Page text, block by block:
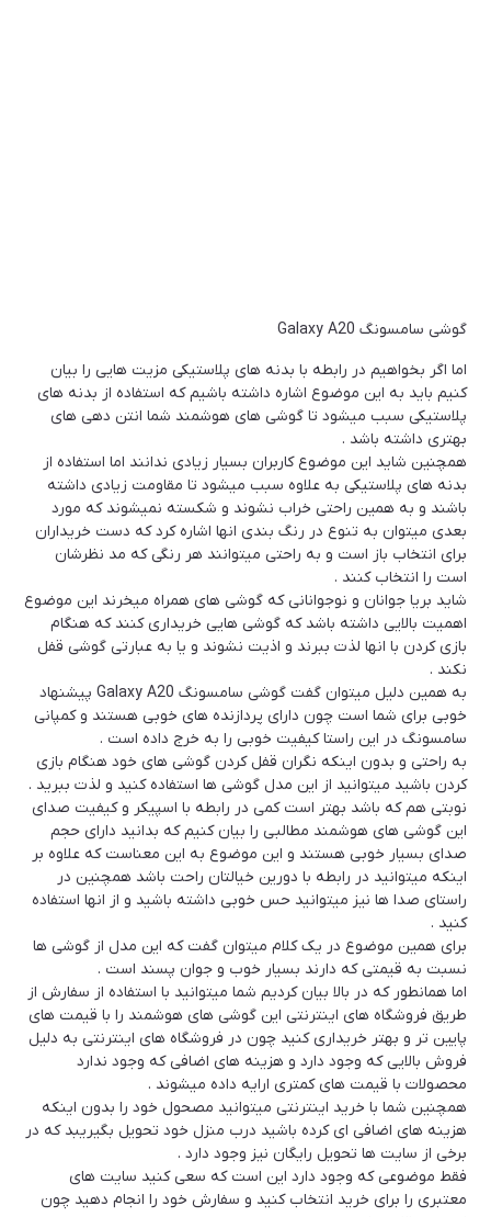
گوشی سامسونگ Galaxy A20
اما اگر بخواهیم در رابطه با بدنه های پلاستیکی مزیت هایی را بیان
کنیم باید به این موضوع اشاره داشته باشیم که استفاده از بدنه های
پلاستیکی سبب میشود تا گوشی های هوشمند شما انتن دهی های
بهتری داشته باشد .
همچنین شاید این موضوع کاربران بسیار زیادی ندانند اما استفاده از
بدنه های پلاستیکی به علاوه سبب میشود تا مقاومت زیادی داشته
باشند و به همین راحتی خراب نشوند و شکسته نمیشوند که مورد
بعدی میتوان به تنوع در رنگ بندی انها اشاره کرد که دست خریداران
برای انتخاب باز است و به راحتی میتوانند هر رنگی که مد نظرشان
است را انتخاب کنند .
شاید بریا جوانان و نوجوانانی که گوشی های همراه میخرند این موضوع
اهمیت بالایی داشته باشد که گوشی هایی خریداری کنند که هنگام
بازی کردن با انها لذت ببرند و اذیت نشوند و یا به عبارتی گوشی قفل
نکند .
به همین دلیل میتوان گفت گوشی سامسونگ Galaxy A20 پیشنهاد
خوبی برای شما است چون دارای پردازنده های خوبی هستند و کمپانی
سامسونگ در این راستا کیفیت خوبی را به خرج داده است .
به راحتی و بدون اینکه نگران قفل کردن گوشی های خود هنگام بازی
کردن باشید میتوانید از این مدل گوشی ها استفاده کنید و لذت ببرید .
نوبتی هم که باشد بهتر است کمی در رابطه با اسپیکر و کیفیت صدای
این گوشی های هوشمند مطالبی را بیان کنیم که بدانید دارای حجم
صدای بسیار خوبی هستند و این موضوع به این معناست که علاوه بر
اینکه میتوانید در رابطه با دورین خیالتان راحت باشد همچنین در
راستای صدا ها نیز میتوانید حس خوبی داشته باشید و از انها استفاده
کنید .
برای همین موضوع در یک کلام میتوان گفت که این مدل از گوشی ها
نسبت به قیمتی که دارند بسیار خوب و جوان پسند است .
اما همانطور که در بالا بیان کردیم شما میتوانید با استفاده از سفارش از
طریق فروشگاه های اینترنتی این گوشی های هوشمند را با قیمت های
پایین تر و بهتر خریداری کنید چون در فروشگاه های اینترنتی به دلیل
فروش بالایی که وجود دارد و هزینه های اضافی که وجود ندارد
محصولات با قیمت های کمتری ارایه داده میشوند .
همچنین شما با خرید اینترنتی میتوانید مصحول خود را بدون اینکه
هزینه های اضافی ای کرده باشید درب منزل خود تحویل بگیریبد که در
برخی از سایت ها تحویل رایگان نیز وجود دارد .
فقط موضوعی که وجود دارد این است که سعی کنید سایت های
معتبری را برای خرید انتخاب کنید و سفارش خود را انجام دهید چون